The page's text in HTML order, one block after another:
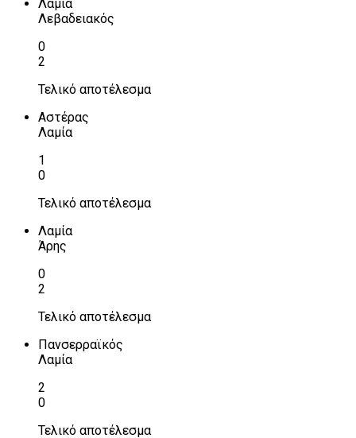
Λαμία
Λεβαδειακός
0
2
Τελικό αποτέλεσμα
Αστέρας
Λαμία
1
0
Τελικό αποτέλεσμα
Λαμία
Άρης
0
2
Τελικό αποτέλεσμα
Πανσερραϊκός
Λαμία
2
0
Τελικό αποτέλεσμα